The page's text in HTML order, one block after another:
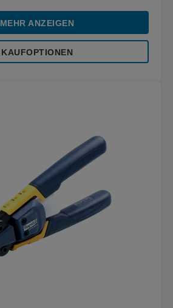
MEHR ANZEIGEN
KAUFOPTIONEN